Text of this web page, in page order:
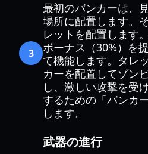
3
最初のバンカーは、
場所に配置します。
レットを配置します
ボーナス（30%）を
て機能します。タレ
カーを配置してゾン
し、激しい攻撃を受
するための「バンカ
します。
武器の進行